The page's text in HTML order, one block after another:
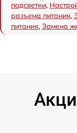
подсветки,
разъема питания,
питания, Замена